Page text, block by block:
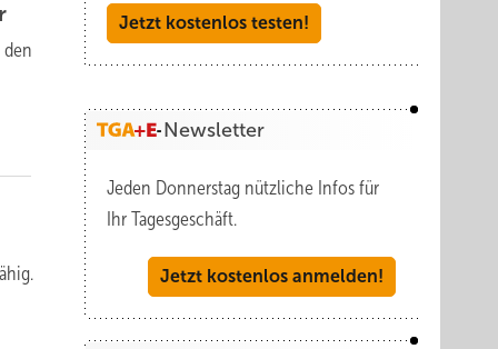
den
Jetzt kostenlos testen!
Newsletter
Jeden Donnerstag nützliche Infos für
Ihr Tagesgeschäft.
Jetzt kostenlos anmelden!